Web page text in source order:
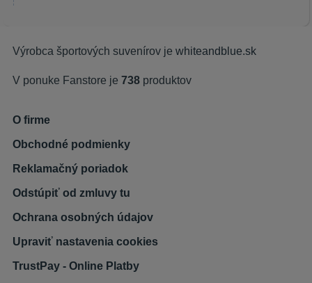
Výrobca športových suvenírov je whiteandblue.sk
V ponuke Fanstore je 738 produktov
O firme
Obchodné podmienky
Reklamačný poriadok
Odstúpiť od zmluvy tu
Ochrana osobných údajov
Upraviť nastavenia cookies
TrustPay - Online Platby